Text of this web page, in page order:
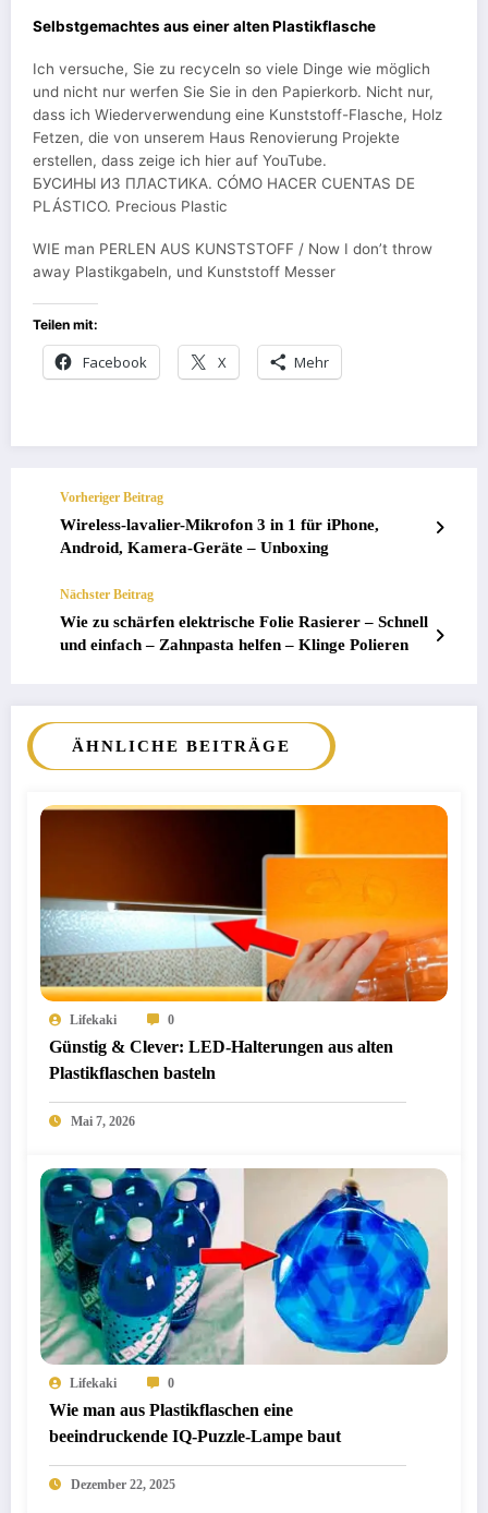
Selbstgemachtes aus einer alten Plastikflasche
Ich versuche, Sie zu recyceln so viele Dinge wie möglich
und nicht nur werfen Sie Sie in den Papierkorb. Nicht nur,
dass ich Wiederverwendung eine Kunststoff-Flasche, Holz
Fetzen, die von unserem Haus Renovierung Projekte
erstellen, dass zeige ich hier auf YouTube.
БУСИНЫ ИЗ ПЛАСТИКА. CÓMO HACER CUENTAS DE
PLÁSTICO. Precious Plastic
WIE man PERLEN AUS KUNSTSTOFF / Now I don’t throw
away Plastikgabeln, und Kunststoff Messer
Teilen mit:
Facebook X Mehr
Vorheriger Beitrag
Wireless-lavalier-Mikrofon 3 in 1 für iPhone,
Android, Kamera-Geräte – Unboxing
Nächster Beitrag
Wie zu schärfen elektrische Folie Rasierer – Schnell
und einfach – Zahnpasta helfen – Klinge Polieren
ÄHNLICHE BEITRÄGE
Lifekaki 0
Günstig & Clever: LED-Halterungen aus alten
Plastikflaschen basteln
Mai 7, 2026
Lifekaki 0
Wie man aus Plastikflaschen eine
beeindruckende IQ-Puzzle-Lampe baut
Dezember 22, 2025